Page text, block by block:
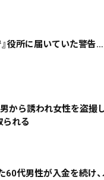
役所に届いていた警
から誘われ女性を盗撮
られる
60代男性が入金を続